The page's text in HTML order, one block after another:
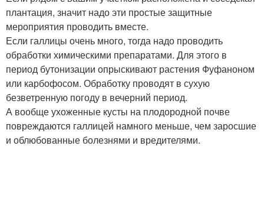
плантация, значит надо эти простые защитные
мероприятия проводить вместе.
Если галлицы очень много, тогда надо проводить
обработки химическими препаратами. Для этого в
период бутонизации опрыскивают растения Фуфаноном
или карбофосом. Обработку проводят в сухую
безветренную погоду в вечерний период.
А вообще ухоженные кусты на плодородной почве
повреждаются галлицей намного меньше, чем заросшие
и облюбованные болезнями и вредителями.